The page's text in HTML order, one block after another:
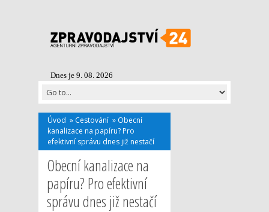
Dnes je 9. 08. 2026
Úvod » Cestování » Obecní
kanalizace na papíru? Pro
efektivní správu dnes již nestačí
Obecní kanalizace na
papíru? Pro efektivní
správu dnes již nestačí